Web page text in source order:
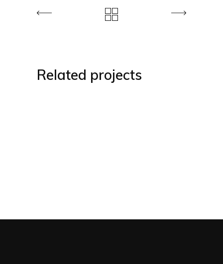
Related projects